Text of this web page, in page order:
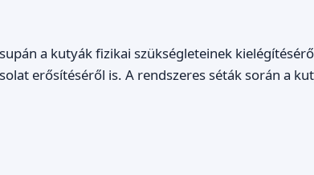
a kutyák fizikai szükségleteinek
erősítéséről is. A rendszeres séták során a